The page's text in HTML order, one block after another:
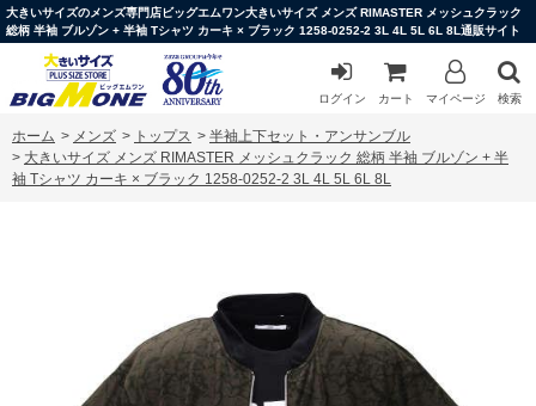
大きいサイズのメンズ専門店ビッグエムワン大きいサイズ メンズ RIMASTER メッシュクラック
総柄 半袖 ブルゾン + 半袖 Tシャツ カーキ × ブラック 1258-0252-2 3L 4L 5L 6L 8L通販サイト
ログイン カート マイページ 検索
ホーム > メンズ > トップス > 半袖上下セット・アンサンブル
> 大きいサイズ メンズ RIMASTER メッシュクラック 総柄 半袖 ブルゾン + 半
袖 Tシャツ カーキ × ブラック 1258-0252-2 3L 4L 5L 6L 8L